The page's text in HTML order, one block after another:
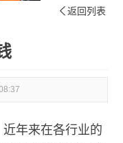
 返回列表
年来在各行业的